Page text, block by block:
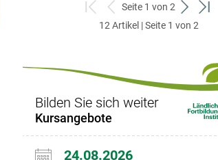
zum
ersten
zurück
zum
Seite 1 von 2
weiter
zum
zum
12 Artikel | Seite 1 von 2
Bilden Sie sich weiter
Kursangebote
24.08.2026